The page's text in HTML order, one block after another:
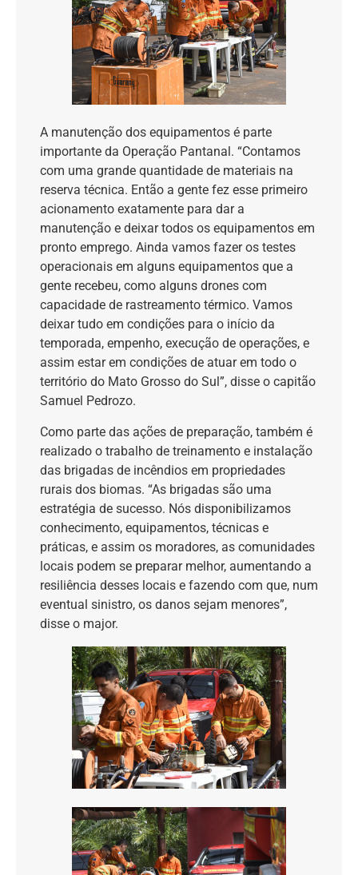
A manutenção dos equipamentos é parte
importante da Operação Pantanal. “Contamos
com uma grande quantidade de materiais na
reserva técnica. Então a gente fez esse primeiro
acionamento exatamente para dar a
manutenção e deixar todos os equipamentos em
pronto emprego. Ainda vamos fazer os testes
operacionais em alguns equipamentos que a
gente recebeu, como alguns drones com
capacidade de rastreamento térmico. Vamos
deixar tudo em condições para o início da
temporada, empenho, execução de operações, e
assim estar em condições de atuar em todo o
território do Mato Grosso do Sul”, disse o capitão
Samuel Pedrozo.
Como parte das ações de preparação, também é
realizado o trabalho de treinamento e instalação
das brigadas de incêndios em propriedades
rurais dos biomas. “As brigadas são uma
estratégia de sucesso. Nós disponibilizamos
conhecimento, equipamentos, técnicas e
práticas, e assim os moradores, as comunidades
locais podem se preparar melhor, aumentando a
resiliência desses locais e fazendo com que, num
eventual sinistro, os danos sejam menores”,
disse o major.